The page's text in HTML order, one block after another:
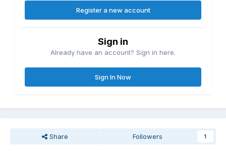
Register a new account
Sign in
Already have an account? Sign in here.
Sign In Now
Share Followers 1